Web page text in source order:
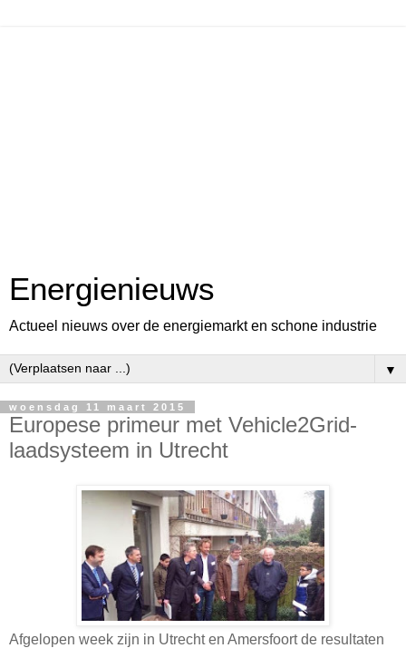
Energienieuws
Actueel nieuws over de energiemarkt en schone industrie
▼
woensdag 11 maart 2015
Europese primeur met Vehicle2Grid-
laadsysteem in Utrecht
Afgelopen week zijn in Utrecht en Amersfoort de resultaten